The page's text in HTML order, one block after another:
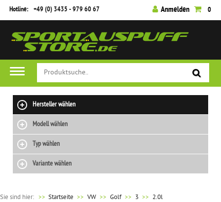
Hotline: +49 (0) 3435 - 979 60 67 Anmelden 0
Hersteller wählen
Modell wählen
Typ wählen
Variante wählen
Sie sind hier: >> Startseite VW Golf 3
2.0l